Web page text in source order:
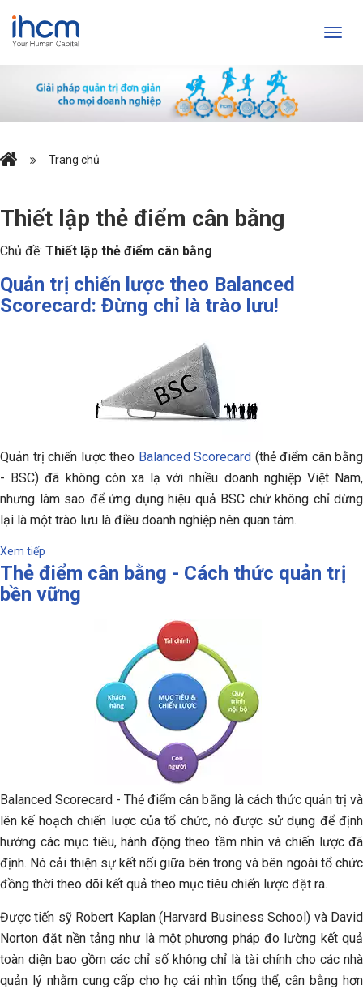
Trang chủ
Thiết lập thẻ điểm cân bằng
Chủ đề: Thiết lập thẻ điểm cân bằng
Quản trị chiến lược theo Balanced
Scorecard: Đừng chỉ là trào lưu!
Quản trị chiến lược theo Balanced Scorecard (thẻ điểm cân bằng
- BSC) đã không còn xa lạ với nhiều doanh nghiệp Việt Nam,
nhưng làm sao để ứng dụng hiệu quả BSC chứ không chỉ dừng
lại là một trào lưu là điều doanh nghiệp nên quan tâm.
Xem tiếp
Thẻ điểm cân bằng - Cách thức quản trị
bền vững
Balanced Scorecard - Thẻ điểm cân bằng là cách thức quản trị và
lên kế hoạch chiến lược của tổ chức, nó được sử dụng để định
hướng các mục tiêu, hành động theo tầm nhìn và chiến lược đã
định. Nó cải thiện sự kết nối giữa bên trong và bên ngoài tổ chức
đồng thời theo dõi kết quả theo mục tiêu chiến lược đặt ra.
Được tiến sỹ Robert Kaplan (Harvard Business School) và David
Norton đặt nền tảng như là một phương pháp đo lường kết quả
toàn diện bao gồm các chỉ số không chỉ là tài chính cho các nhà
quản lý nhằm cung cấp cho họ cái nhìn tổng thể, cân bằng hơn